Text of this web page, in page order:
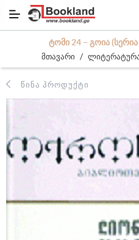
ᲢᲝᲛᲘ 24 – ᲒᲝᲘᲐ
მთავარი /
ᲬᲘᲜᲐ ᲞᲠᲝᲓᲣᲥᲢᲘ